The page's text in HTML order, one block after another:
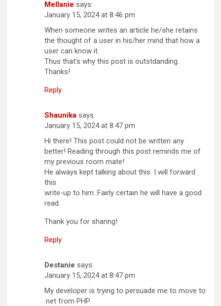
Mellanie says:
January 15, 2024 at 8:46 pm
When someone writes an article he/she retains
the thought of a user in his/her mind that how a
user can know it.
Thus that’s why this post is outstdanding.
Thanks!
Reply
Shaunika says:
January 15, 2024 at 8:47 pm
Hi there! This post could not be written any
better! Reading through this post reminds me of
my previous room mate!
He always kept talking about this. I will forward
this
write-up to him. Fairly certain he will have a good
read.
Thank you for sharing!
Reply
Destanie says:
January 15, 2024 at 8:47 pm
My developer is trying to persuade me to move to
.net from PHP.